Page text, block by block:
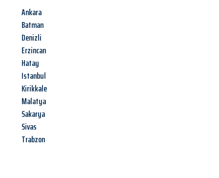
Ankara
Batman
Denizli
Erzincan
Hatay
Istanbul
Kirikkale
Malatya
Sakarya
Sivas
Trabzon